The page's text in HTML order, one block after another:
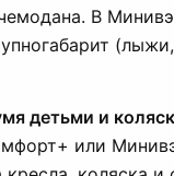
В
детьми и
или